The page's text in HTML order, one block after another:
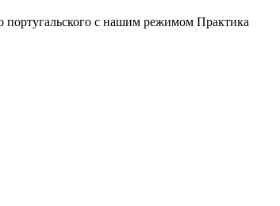
португальского с нашим режимом Практика